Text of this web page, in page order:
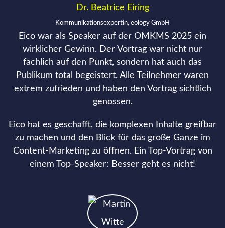
Dr. Beatrice Eiring
Kommunikationsexpertin, eology GmbH
Eico war als Speaker auf der OMKMS 2025 ein
wirklicher Gewinn. Der Vortrag war nicht nur
fachlich auf den Punkt, sondern hat auch das
Publikum total begeistert. Alle Teilnehmer waren
extrem zufrieden und haben den Vortrag sichtlich
genossen.
Eico hat es geschafft, die komplexen Inhalte greifbar
zu machen und den Blick für das große Ganze im
Content-Marketing zu öffnen. Ein Top-Vortrag von
einem Top-Speaker: Besser geht es nicht!